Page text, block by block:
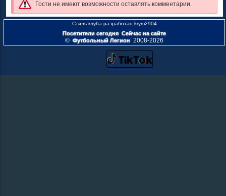
Гости не имеют возможности оставлять комментарии.
Посетители сегодня Сейчас на сайте
© Футбольный Легион 2008-2026